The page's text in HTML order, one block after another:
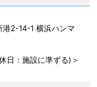
港2-14-1 横浜ハンマ
日：施設に準ずる)＞